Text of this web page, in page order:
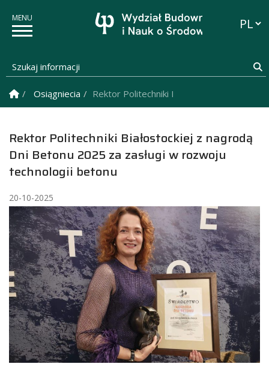
Szukaj informacji
Strona Główna
Osiągniecia Rektor Politechniki Białostockiej z
Rektor Politechniki Białostockiej z nagrodą
Dni Betonu 2025 za zasługi w rozwoju
technologii betonu
20-10-2025